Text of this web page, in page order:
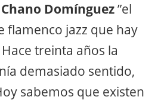
Chano Domínguez”el
flamenco jazz que hay
treinta años la
demasiado sentido,
sabemos que existen